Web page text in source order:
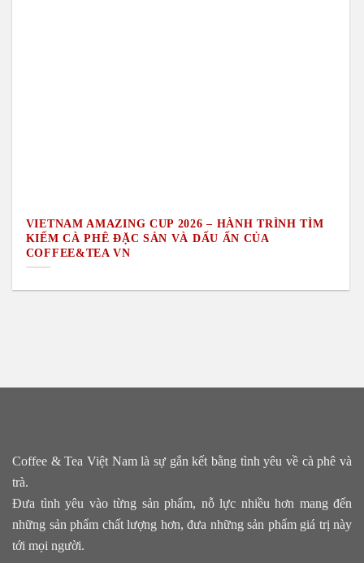
VIETNAM AMAZING CUP 2026 – HÀNH TRÌNH TÌM
KIẾM CÀ PHÊ ĐẶC SẢN VÀ DẤU ẤN CỦA
COFFEE&TEA VN
Coffee & Tea Việt Nam là sự gắn kết bằng tình yêu về cà phê và
trà.
Đưa tình yêu vào từng sản phẩm, nỗ lực nhiều hơn mang đến
những sản phẩm chất lượng hơn, đưa những sản phẩm giá trị này
tới mọi người.